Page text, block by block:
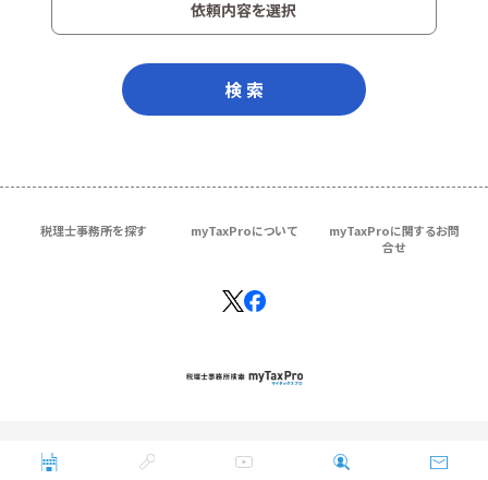
依頼内容を選択
検 索
税理士事務所を探す myTaxProについて
myTaxProに関するお問
合せ
Copyright © ＴＫＣ Corporation